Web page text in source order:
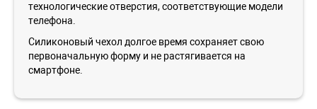
технологические отверстия, соответствующие модели
телефона.
Силиконовый чехол долгое время сохраняет свою
первоначальную форму и не растягивается на
смартфоне.